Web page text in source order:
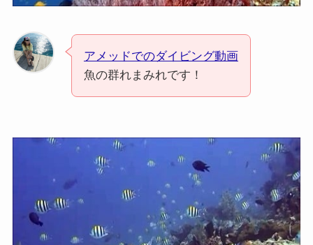
アメッドでのダイビング動画
魚の群れまみれです！